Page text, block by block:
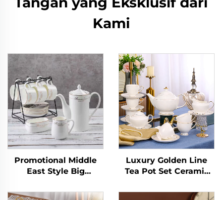
Kami
Promotional Middle
East Style Big
Ceramic Custom
Luxury Golden Line
Tea Pot Set Ceramic
China Tea and Coffee